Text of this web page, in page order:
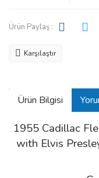
Ürün Paylaş :
Karşılaştır
Ürün Bilgisi
1955 Cadillac
with Elvis